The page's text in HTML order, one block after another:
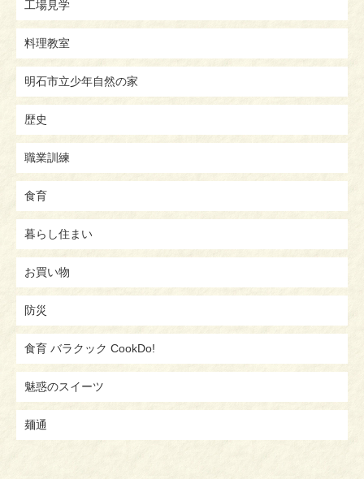
工場見学
料理教室
明石市立少年自然の家
歴史
職業訓練
食育
暮らし住まい
お買い物
防災
食育 バラクック CookDo!
魅惑のスイーツ
麺通